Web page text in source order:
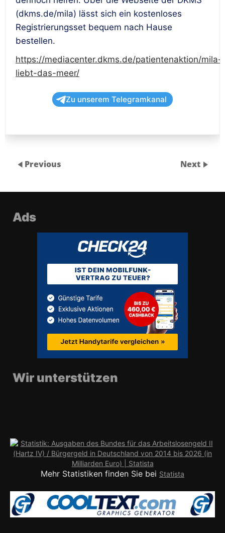
(dkms.de/mila) lässt sich ein kostenloses
Registrierungsset bequem nach Hause
bestellen.
https://mediacenter.dkms.de/patientenaktion/mila-
liebt-das-meer/
Zu unserem Telegramkanal
Previous Next
Ads
Wir unterstützen
Mehr Statistiken finden Sie bei Statista